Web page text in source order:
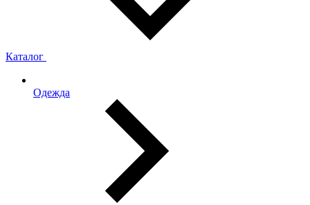
Каталог
Одежда